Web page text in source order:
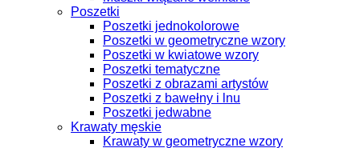
Poszetki
Poszetki jednokolorowe
Poszetki w geometryczne wzory
Poszetki w kwiatowe wzory
Poszetki tematyczne
Poszetki z obrazami artystów
Poszetki z bawełny i lnu
Poszetki jedwabne
Krawaty męskie
Krawaty w geometryczne wzory